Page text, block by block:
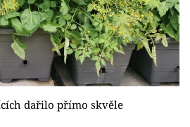
dařilo přímo skvěle